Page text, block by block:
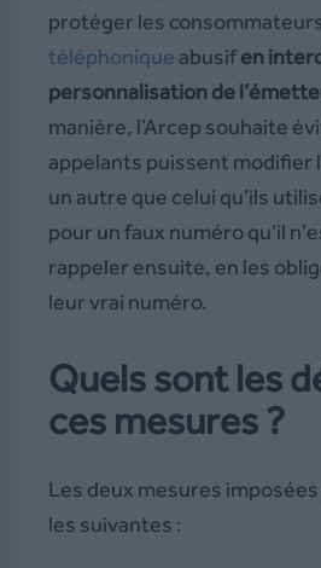
protéger les
téléphonique abusifen
personnalisation de
manière, l’Arcep souhaite
appelants puissent modifier
un autre que celui qu’ils
pour un faux numéro qu’il
rappeler ensuite, en les
leur vrai numéro.
Quels sont les
ces mesures ?
Les deux mesures imposées
les suivantes :